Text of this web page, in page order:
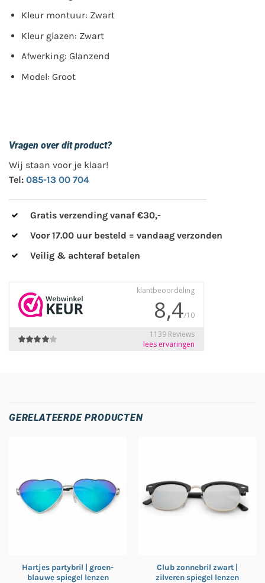
Kleur montuur: Zwart
Kleur glazen: Zwart
Afwerking: Glanzend
Model: Groot
Vragen over dit product?
Wij staan voor je klaar!
Tel: 085-13 00 704
Gratis verzending vanaf €30,-
Voor 17.00 uur besteld = vandaag verzonden
Veilig & achteraf betalen
GERELATEERDE PRODUCTEN
Hartjes partybril | groen-
blauwe spiegel lenzen
Club zonnebril zwart |
zilveren spiegel lenzen